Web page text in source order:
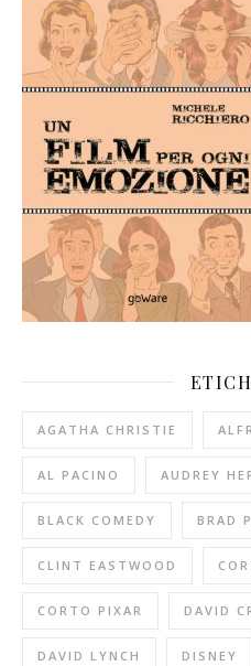
AGATHA CHRISTIE
AL PACINO AUDREY
BLACK COMEDY BRAD
CLINT EASTWOOD
CORTO PIXAR DAVID
DAVID LYNCH DISNEY